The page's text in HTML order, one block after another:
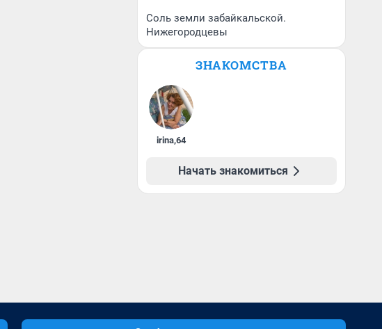
Соль земли забайкальской.
Нижегородцевы
ЗНАКОМСТВА
irina,64
Начать знакомиться